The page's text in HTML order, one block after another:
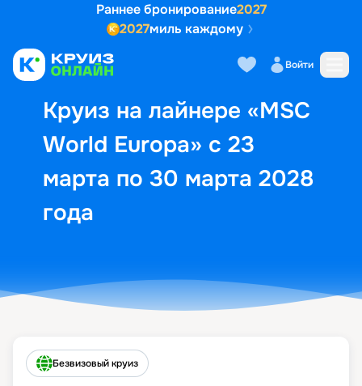
Раннее бронирование2027
2027миль каждому
Войти
Круиз на лайнере «MSC
World Europa» с 23
марта по 30 марта 2028
года
Выбор кают Маршрут и
Безвизовый круиз